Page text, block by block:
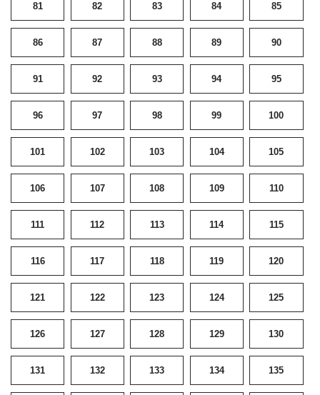
81 82 83 84 85
86 87 88 89 90
91 92 93 94 95
96 97 98 99 100
101 102 103 104 105
106 107 108 109 110
111 112 113 114 115
116 117 118 119 120
121 122 123 124 125
126 127 128 129 130
131 132 133 134 135